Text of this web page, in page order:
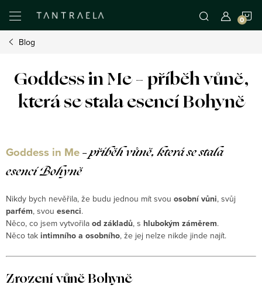
obsah
Blog
Goddess in Me – příběh vůně,
která se stala esencí Bohyně
Goddess in Me– příběh vůně, která se stala
esencí Bohyně
Nikdy bych nevěřila, že budu jednou mít svou osobní vůni, svůj
parfém, svou esenci.
Něco, co jsem vytvořila od základů, s hlubokým záměrem.
Něco tak intimního a osobního, že jej nelze nikde jinde najít.
Zrození vůně Bohyně